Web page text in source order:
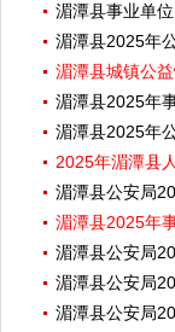
湄潭县事业单
湄潭县2025年
湄潭县城镇公
湄潭县2025年
湄潭县2025年
2025年湄潭县
湄潭县公安局
湄潭县2025年
湄潭县公安局
湄潭县公安局
湄潭县公安局